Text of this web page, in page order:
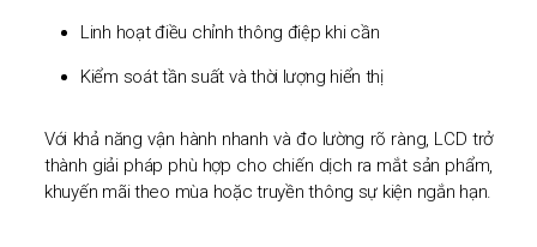
Linh hoạt điều chỉnh thông điệp khi cần
Kiểm soát tần suất và thời lượng hiển thị
Với khả năng vận hành nhanh và đo lường rõ ràng, LCD trở
thành giải pháp phù hợp cho chiến dịch ra mắt sản phẩm,
khuyến mãi theo mùa hoặc truyền thông sự kiện ngắn hạn.